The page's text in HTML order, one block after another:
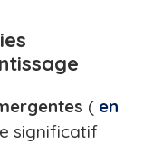
( en
significatif